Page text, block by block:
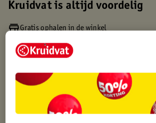
Kruidvat is altijd voordelig
Gratis ophalen in de winkel
Gratis thuisbezorgd vanaf 50.00
Gratis punten met je Kruidvat kaart